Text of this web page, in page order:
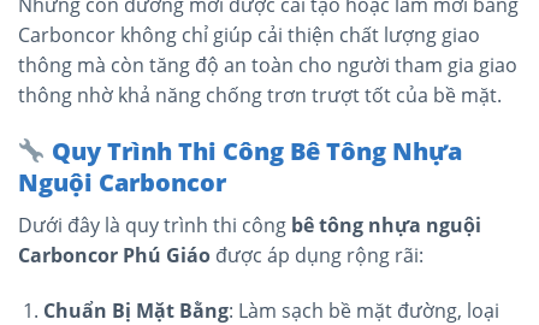
Carboncor không chỉ giúp cải thiện chất lượng giao
thông mà còn tăng độ an toàn cho người tham gia giao
thông nhờ khả năng chống trơn trượt tốt của bề mặt.
Quy Trình Thi Công Bê Tông Nhựa
Nguội Carboncor
Dưới đây là quy trình thi công bê tông nhựa nguội
Carboncor Phú Giáo được áp dụng rộng rãi:
Chuẩn Bị Mặt Bằng: Làm sạch bề mặt đường, loại